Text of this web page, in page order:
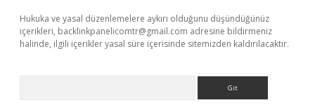
Hukuka ve yasal düzenlemelere aykırı olduğunu düşündüğünüz
içerikleri, backlinkpanelicomtr@gmail.com adresine bildirmeniz
halinde, ilgili içerikler yasal süre içerisinde sitemizden kaldırılacaktır.